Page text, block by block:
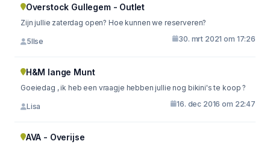
Overstock Gullegem - Outlet
Zijn jullie zaterdag open? Hoe kunnen we reserveren?
5Ilse 30. mrt 2021 om 17:26
H&M lange Munt
Goeiedag , ik heb een vraagje hebben jullie nog bikini's te koop ?
Lisa 16. dec 2016 om 22:47
AVA - Overijse